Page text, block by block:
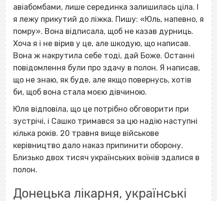
авіабомбами, лише серединка залишилась ціла. І
я лежу прикутий до ліжка. Пишу: «Юль, напевно, я
помру». Вона відписала, щоб не казав дурниць.
Хоча я і не вірив у це, але шкодую, що написав.
Вона ж накрутила себе тоді, дай Боже. Останні
повідомлення були про здачу в полон. Я написав,
що не знаю, як буде, але якщо повернусь, хотів
би, щоб вона стала моєю дівчиною.
Юля відповіла, що це потрібно обговорити при
зустрічі, і Сашко тримався за цю надію наступні
кілька років. 20 травня вище військове
керівництво дало наказ припинити оборону.
Близько двох тисяч українських воїнів здалися в
полон.
Донецька лікарня, українські